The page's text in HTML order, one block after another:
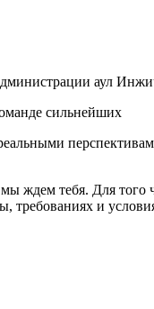
аул
сильнейших
ждем тебя. Для
требованиях и